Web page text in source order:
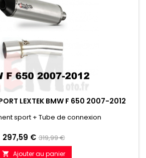
LEXTEK BMW F 650 2007-2012
sport + Tube de connexion
Prix
297,59 € Prix
de
319,99 €
 Ajouter au panier